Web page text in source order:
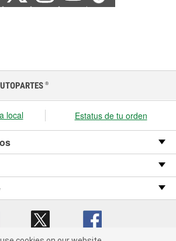
®
local Estatus de tu orden